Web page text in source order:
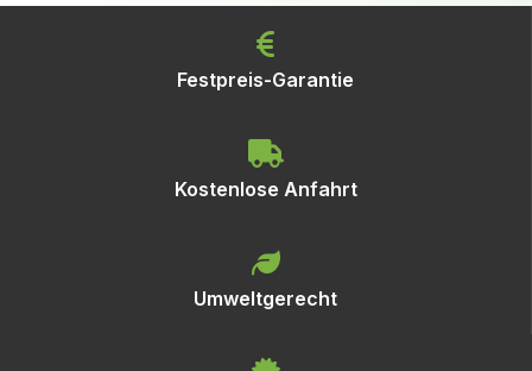
Festpreis-Garantie
Kostenlose Anfahrt
Umweltgerecht